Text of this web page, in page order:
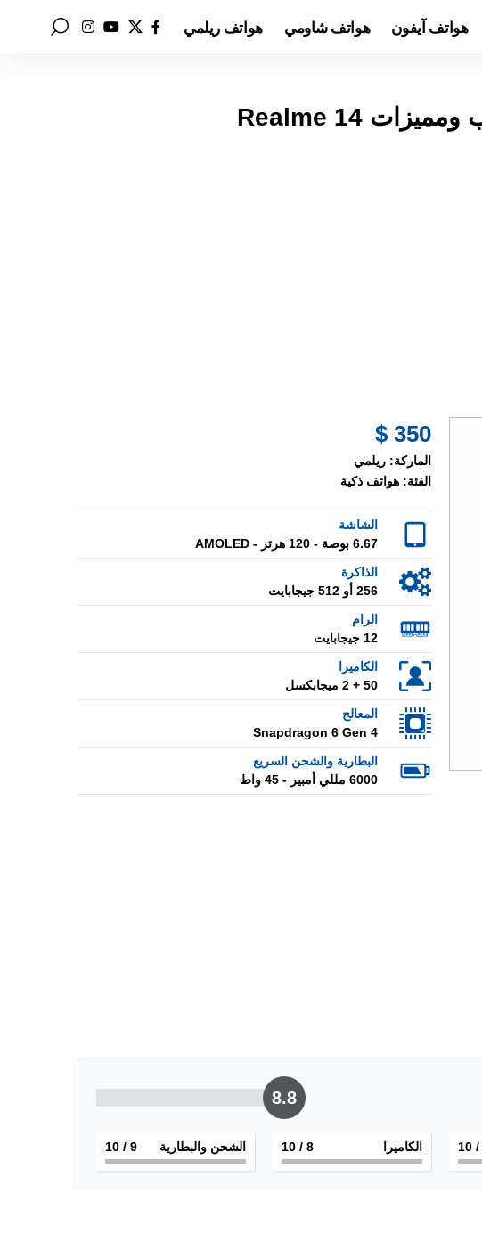
هواتف آيفون هواتف شاومي هواتف ريلمي
350 $
الماركة: ريلمي
الفئة: هواتف ذكية
الشاشة
6.67 بوصة - 120 هرتز - AMOLED
الذاكرة
256 أو 512 جيجابايت
الرام
12 جيجابايت
الكاميرا
50 + 2 ميجابكسل
المعالج
Snapdragon 6 Gen 4
البطارية والشحن السريع
6000 مللي أمبير - 45 واط
8.8
/ 10 الكاميرا 8
/ 10 الشحن والبطارية 9
/ 10